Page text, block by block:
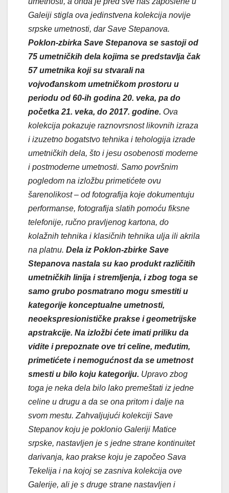
Galeiji stigla ova jedinstvena kolekcija novije
srpske umetnosti, dar Save Stepanova.
Poklon-zbirka Save Stepanova se sastoji od
75 umetničkih dela kojima se predstavlja čak
57 umetnika koji su stvarali na
vojvođanskom umetničkom prostoru u
periodu od 60-ih godina 20. veka, pa do
početka 21. veka, do 2017. godine. Ova
kolekcija pokazuje raznovrsnost likovnih izraza
i izuzetno bogatstvo tehnika i tehologija izrade
umetničkih dela, što i jesu osobenosti moderne
i postmoderne umetnosti. Samo površnim
pogledom na izložbu primetićete ovu
šarenolikost – od fotografija koje dokumentuju
performanse, fotografija slatih pomoću fiksne
telefonije, ručno pravljenog kartona, do
kolažnih tehnika i klasičnih tehnika ulja ili akrila
na platnu. Dela iz Poklon-zbirke Save
Stepanova nastala su kao produkt različitih
umetničkih linija i stremljenja, i zbog toga se
samo grubo posmatrano mogu smestiti u
kategorije konceptualne umetnosti,
neoekspresionističke prakse i geometrijske
apstrakcije. Na izložbi ćete imati priliku da
vidite i prepoznate ove tri celine, međutim,
primetićete i nemogućnost da se umetnost
smesti u bilo koju kategoriju. Upravo zbog
toga je neka dela bilo lako premeštati iz jedne
celine u drugu a da se ona pritom i dalje na
svom mestu. Zahvaljujući kolekciji Save
Stepanov koju je poklonio Galeriji Matice
srpske, nastavljen je s jedne strane kontinuitet
darivanja, kao prakse koju je započeo Sava
Tekelija i na kojoj se zasniva kolekcija ove
Galerije, ali je s druge strane nastavljen i